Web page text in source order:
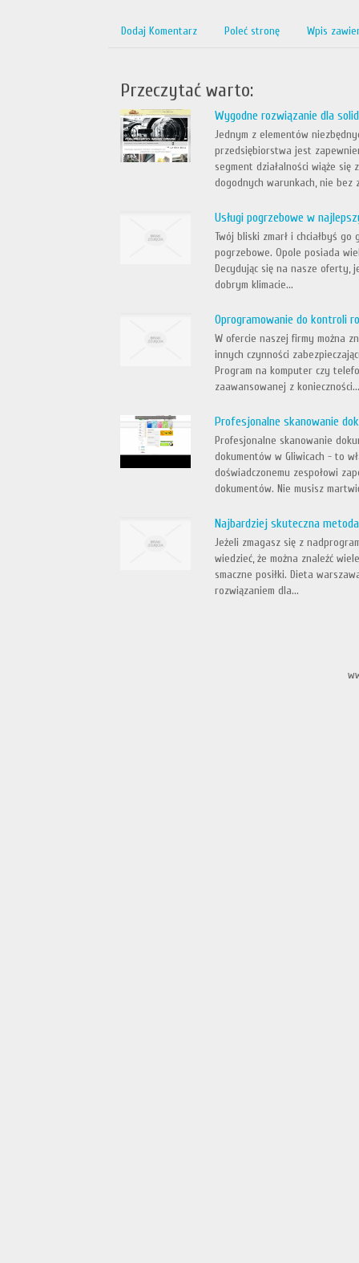
Dodaj Komentarz Poleć stronę Wpis
Przeczytać warto:
Wygodne rozwiązanie dla
Jednym z elementów
przedsiębiorstwa jest
segment działalności wiąże się
dogodnych warunkach, nie
Usługi pogrzebowe w
Twój bliski zmarł i chciałbyś
pogrzebowe. Opole posiada
Decydując się na nasze oferty,
dobrym klimacie...
Oprogramowanie do kontroli
W ofercie naszej firmy można
innych czynności
Program na komputer czy
zaawansowanej z
Profesjonalne skanowanie
Profesjonalne skanowanie
dokumentów w Gliwicach - to
doświadczonemu zespołowi
dokumentów. Nie musisz
Najbardziej skuteczna
Jeżeli zmagasz się z
wiedzieć, że można znaleźć
smaczne posiłki. Dieta
rozwiązaniem dla...